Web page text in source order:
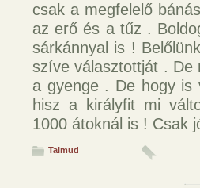
csak a megfelelő
az erő és a tűz .
sárkánnyal is !
szíve választottját . De
a gyenge . De hogy is
hisz a királyfit mi
1000 átoknál is ! Csak
Talmud